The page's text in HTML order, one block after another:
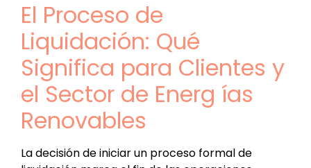
El Proceso de
Liquidación: Qué
Significa para Clientes y
el Sector de Energ ías
Renovables
La decisión de iniciar un proceso formal de